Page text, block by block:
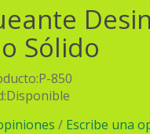
Sólido
850
/ Escribe una